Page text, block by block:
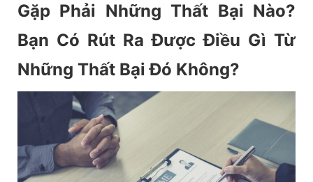
Gặp Phải Những Thất Bại Nào?
Bạn Có Rút Ra Được Điều Gì Từ
Những Thất Bại Đó Không?